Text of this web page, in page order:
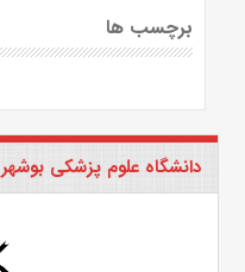
برچسب ها
دانشگاه علوم پزشکی بوشهر